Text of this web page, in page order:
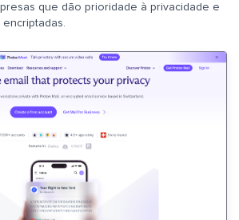
que dão prioridade à privacidade e